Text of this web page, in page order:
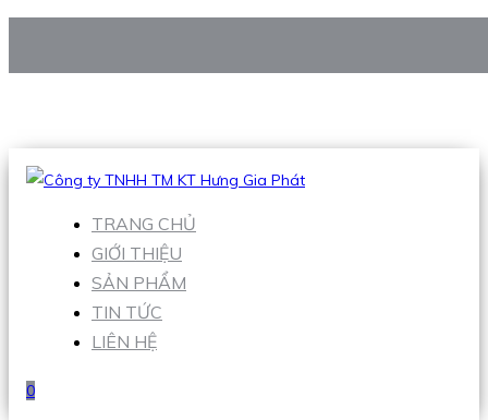
Hotline:0938 906 663
TRANG CHỦ
GIỚI THIỆU
SẢN PHẨM
TIN TỨC
LIÊN HỆ
0